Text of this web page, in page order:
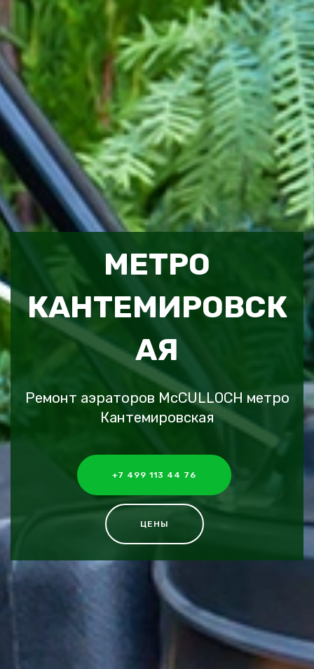
МЕТРО
КАНТЕМИРОВСК
АЯ
Ремонт аэраторов McCULLOCH метро
Кантемировская
+7 499 113 44 76
ЦЕНЫ